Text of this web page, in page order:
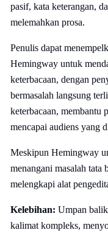
pasif, kata keterangan,
melemahkan prosa.
Penulis dapat
Hemingway untuk
keterbacaan, dengan
bermasalah langsung
keterbacaan, membantu
mencapai audiens yang
Meskipun Hemingway
menangani masalah tata
melengkapi alat
Kelebihan: Umpan
kalimat kompleks,